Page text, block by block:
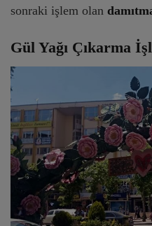
sonraki işlem olan
Gül Yağı Çıkarma